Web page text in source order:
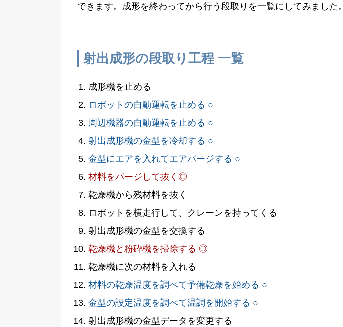
できます。成形を終わってから行う段取りを一覧にしてみました。
射出成形の段取り工程 一覧
成形機を止める
ロボットの自動運転を止める ○
周辺機器の自動運転を止める ○
射出成形機の金型を冷却する ○
金型にエアを入れてエアパージする ○
材料をパージして抜く◎
乾燥機から残材料を抜く
ロボットを横走行して、クレーンを持ってくる
射出成形機の金型を交換する
乾燥機と粉砕機を掃除する ◎
乾燥機に次の材料を入れる
材料の乾燥温度を調べて予備乾燥を始める ○
金型の設定温度を調べて温調を開始する ○
射出成形機の金型データを変更する